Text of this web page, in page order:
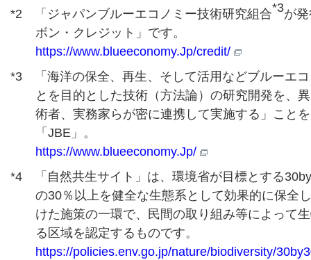
*2 「ジャパンブルーエコノミー技術研究組合*3が
ボン・クレジット」です。
https://www.blueeconomy.Jp/credit/
*3 「海洋の保全、再生、そして活用などブルーエ
とを目的とした技術（方法論）の研究開発を、
術者、実務家らが密に連携して実施する」こと
「JBE」。
https://www.blueeconomy.Jp/
*4 「自然共生サイト」は、環境省が目標とする
の30％以上を健全な生態系として効果的に保全
けた施策の一環で、民間の取り組み等によって
る区域を認定するものです。
https://policies.env.go.jp/nature/biodiversity/